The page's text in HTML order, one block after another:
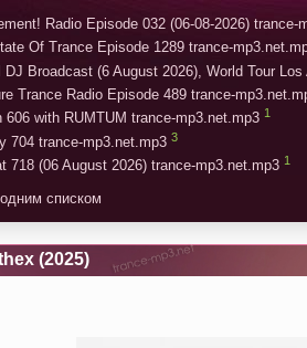
Radio Episode 032 (06-08-2026) trance-
Of Trance Episode 1289 trance-
Broadcast (6 August 2026), World Tour
Trance Radio Episode 489 trance-
606 with RUMTUM trance-mp3.net.mp3 1
704 trance-mp3.net.mp3 3
718 (06 August 2026) trance-mp3.net.mp3 1
списком
(2025)